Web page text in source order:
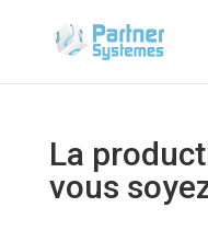
La
vous